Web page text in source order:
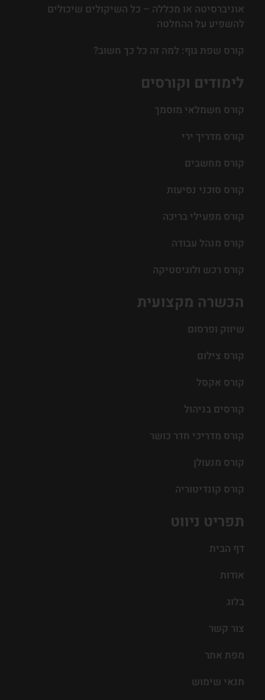
תפריט ניווט
דף הבית
אודות
בלוג
צור קשר
מפת אתר
תנאי שימוש
הכשרה מקצועית
שיווק ופרסום
קורס צילום
קורס אקסל
קורסים בניהול
קורס מדריכי חדר כושר
קורס מנעולן
קורס קונדיטוריה
לימודים וקורסים
קורס חשמלאי מוסמך
קורס מדריך ירי
קורס מחשבים
קורס סוכני נסיעות
קורס מפעילי בריכה
קורס מנהל עבודה
קורס רכש ולוגיסטיקה
אוניברסיטה או מכללה – כל השיקולים שיכולים
להשפיע על ההחלטה
קורס שפת גוף: למה זה כל כך חשוב?